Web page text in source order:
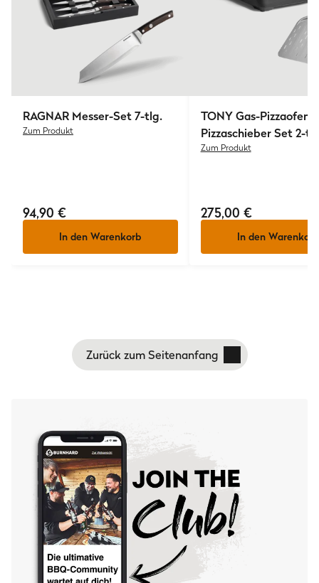
RAGNAR Messer-Set 7-tlg.
Zum Produkt
94,90 €
In den Warenkorb
TONYGas-Pizzaofen
Pizzaschieber Set 2-
Zum Produkt
275,00 €
In den Warenkorb
Zurück zum Seitenanfang